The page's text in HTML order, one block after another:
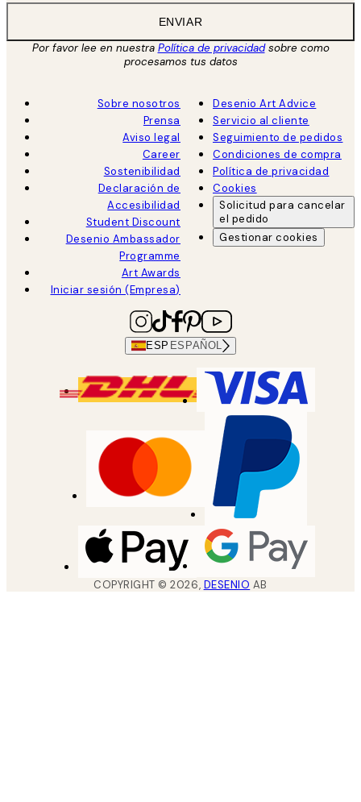
ENVIAR
Por favor lee en nuestra Política de privacidadsobre como
procesamos tus datos
Sobre nosotros
Prensa
Aviso legal
Career
Sostenibilidad
Declaración de
Accesibilidad
Student Discount
Desenio Ambassador
Programme
Art Awards
Iniciar sesión (Empresa)
Desenio Art Advice
Servicio al cliente
Seguimiento de pedidos
Condiciones de compra
Política de privacidad
Cookies
Solicitud para cancelar
el pedido
Gestionar cookies
ESP ESPAÑOL
COPYRIGHT ©2026, DESENIO AB